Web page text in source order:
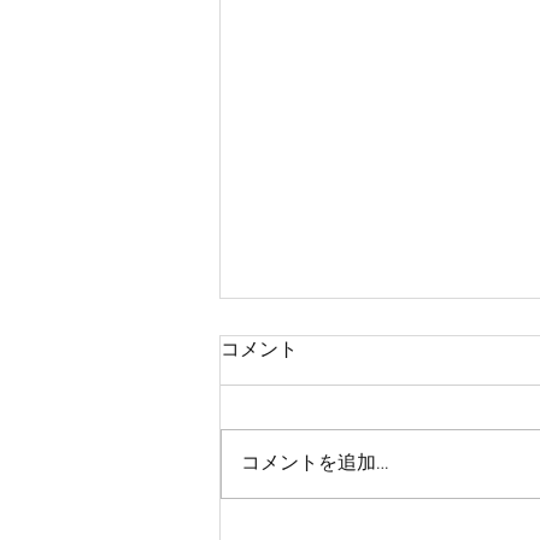
公告
コメント
コメントを追加…